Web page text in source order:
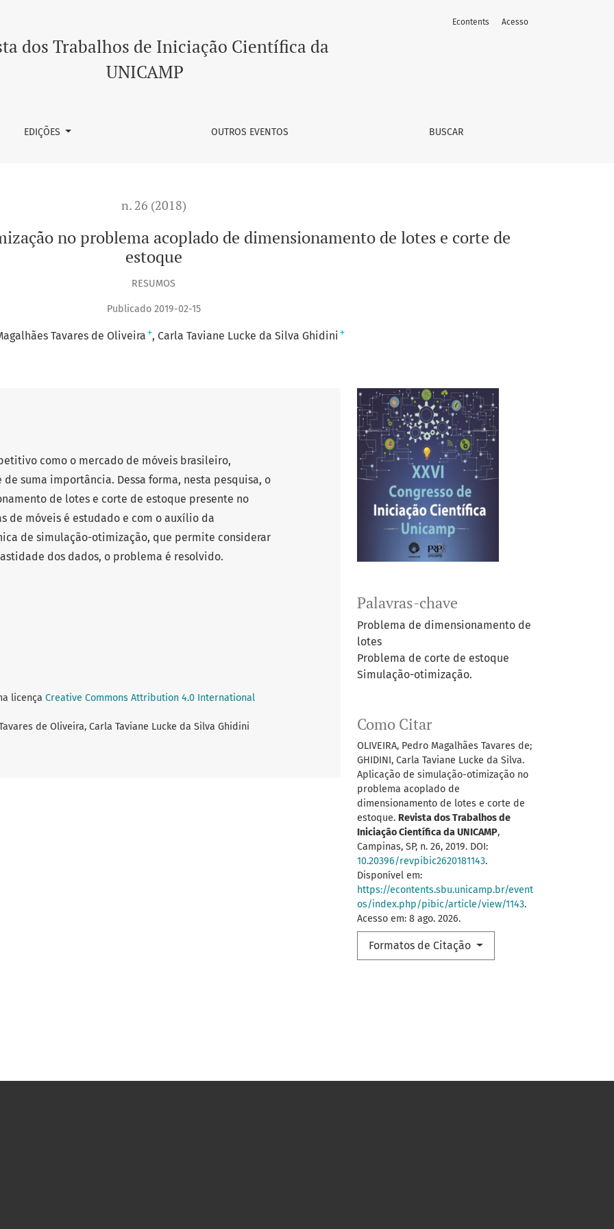
acoplado de dimensionamento de lotes e corte de estoque
dos Trabalhos de Iniciação Científica da
UNICAMP
EDIÇÕES OUTROS EVENTOS BUSCAR
Econtents Acesso
n. 26 (2018)
no problema acoplado de dimensionamento de lotes e corte de
estoque
RESUMOS
Publicado 2019-02-15
Tavares de Oliveira + Carla Taviane Lucke da Silva Ghidini +
Palavras-chave
Problema de dimensionamento de
lotes
Problema de corte de estoque
Simulação-otimização.
Como Citar
OLIVEIRA, Pedro Magalhães Tavares de;
GHIDINI, Carla Taviane Lucke da Silva.
Aplicação de simulação-otimização no
problema acoplado de
dimensionamento de lotes e corte de
estoque. Revista dos Trabalhos de
Iniciação Científica da UNICAMP,
Campinas, SP, n. 26, 2019. DOI:
10.20396/revpibic2620181143.
Disponível em:
https://econtents.sbu.unicamp.br/event
os/index.php/pibic/article/view/1143.
Acesso em: 8 ago. 2026.
Formatos de Citação
como o mercado de móveis brasileiro,
suma importância. Dessa forma, nesta pesquisa, o
de lotes e corte de estoque presente no
de móveis é estudado e com o auxílio da
de simulação-otimização, que permite considerar
dos dados, o problema é resolvido.
licença Creative Commons Attribution 4.0 International
de Oliveira, Carla Taviane Lucke da Silva Ghidini